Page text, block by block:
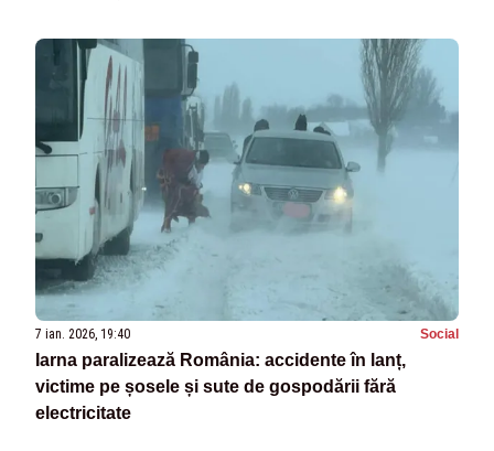
7 ian. 2026, 19:40 Social
Iarna paralizează România: accidente în lanț,
victime pe șosele și sute de gospodării fără
electricitate